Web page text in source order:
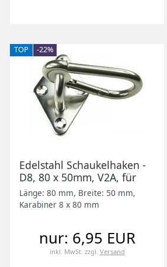
TOP -22%
Edelstahl Schaukelhaken -
D8, 80 x 50mm, V2A, für
Kinderzimmer,
Wohnzimmer etc.
Länge: 80 mm, Breite: 50 mm,
Karabiner 8 x 80 mm
nur: 6,95 EUR
inkl. MwSt. zzgl. Versand